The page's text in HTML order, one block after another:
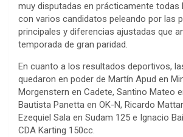
muy disputadas en prácticamente todas
con varios candidatos peleando por las
principales y diferencias ajustadas que
temporada de gran paridad.
En cuanto a los resultados deportivos,
quedaron en poder de Martín Apud en
Morgenstern en Cadete, Santino Mateo
Bautista Panetta en OK-N, Ricardo
Ezequiel Sala en Sudam 125 e Ignacio
CDA Karting 150cc.